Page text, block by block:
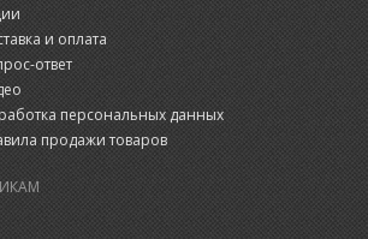
и оплата
ответ
персональных данных
продажи товаров